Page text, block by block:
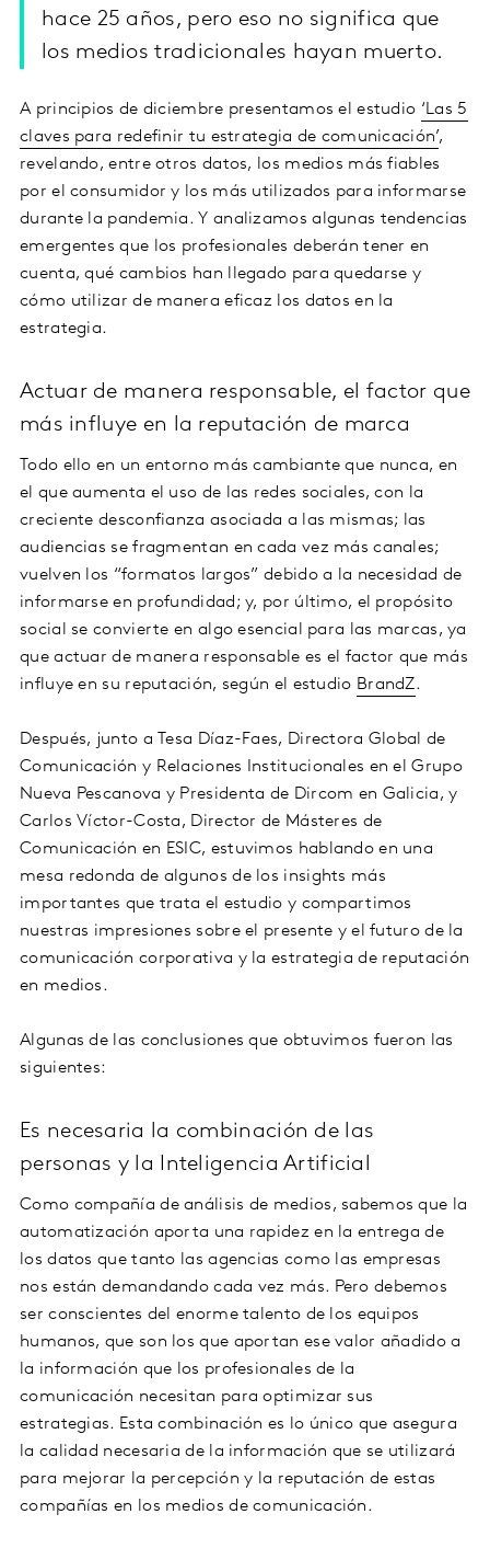
hace 25 años, pero eso no significa que
los medios tradicionales hayan muerto.
A principios de diciembre presentamos el estudio ‘Las 5
claves para redefinir tu estrategia de comunicación’,
revelando, entre otros datos, los medios más fiables
por el consumidor y los más utilizados para informarse
durante la pandemia. Y analizamos algunas tendencias
emergentes que los profesionales deberán tener en
cuenta, qué cambios han llegado para quedarse y
cómo utilizar de manera eficaz los datos en la
estrategia.
Actuar de manera responsable, el factor que
más influye en la reputación de marca
Todo ello en un entorno más cambiante que nunca, en
el que aumenta el uso de las redes sociales, con la
creciente desconfianza asociada a las mismas; las
audiencias se fragmentan en cada vez más canales;
vuelven los “formatos largos” debido a la necesidad de
informarse en profundidad; y, por último, el propósito
social se convierte en algo esencial para las marcas, ya
que actuar de manera responsable es el factor que más
influye en su reputación, según el estudio BrandZ.
Después, junto a Tesa Díaz-Faes, Directora Global de
Comunicación y Relaciones Institucionales en el Grupo
Nueva Pescanova y Presidenta de Dircom en Galicia, y
Carlos Víctor-Costa, Director de Másteres de
Comunicación en ESIC, estuvimos hablando en una
mesa redonda de algunos de los insights más
importantes que trata el estudio y compartimos
nuestras impresiones sobre el presente y el futuro de la
comunicación corporativa y la estrategia de reputación
en medios.
Algunas de las conclusiones que obtuvimos fueron las
siguientes:
Es necesaria la combinación de las
personas y la Inteligencia Artificial
Como compañía de análisis de medios, sabemos que la
automatización aporta una rapidez en la entrega de
los datos que tanto las agencias como las empresas
nos están demandando cada vez más. Pero debemos
ser conscientes del enorme talento de los equipos
humanos, que son los que aportan ese valor añadido a
la información que los profesionales de la
comunicación necesitan para optimizar sus
estrategias. Esta combinación es lo único que asegura
la calidad necesaria de la información que se utilizará
para mejorar la percepción y la reputación de estas
compañías en los medios de comunicación.